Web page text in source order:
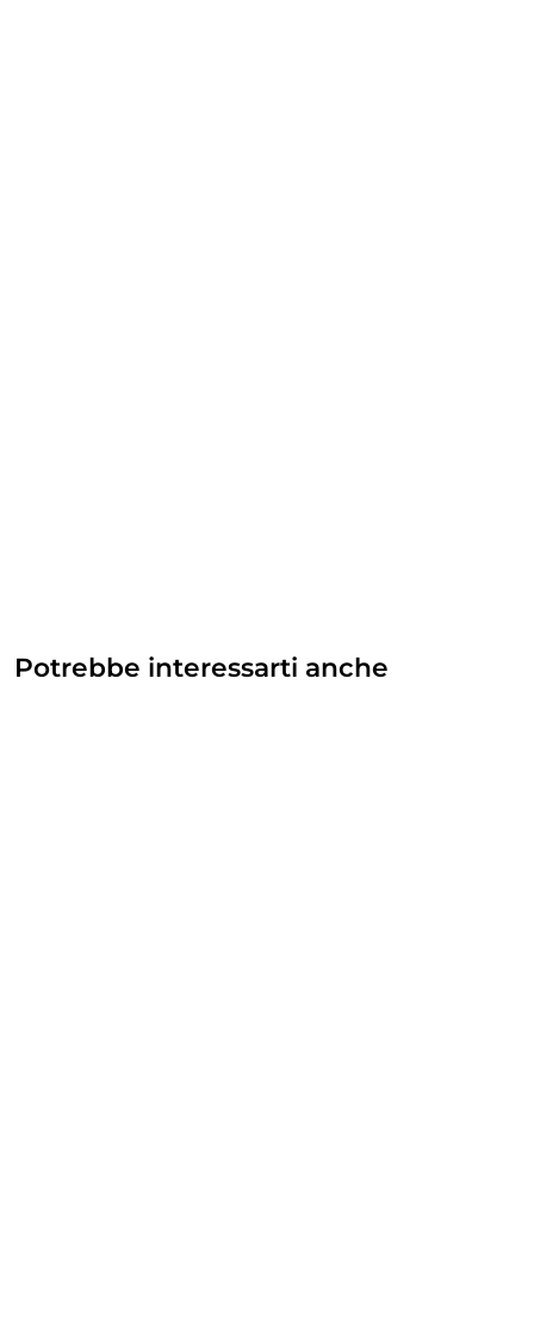
Potrebbe interessarti anche